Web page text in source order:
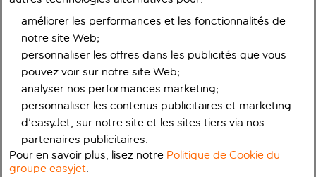
améliorer les performances et les fonctionnalités de
notre site Web;
personnaliser les offres dans les publicités que vous
pouvez voir sur notre site Web;
analyser nos performances marketing;
personnaliser les contenus publicitaires et marketing
d'easyJet, sur notre site et les sites tiers via nos
partenaires publicitaires.
Pour en savoir plus, lisez notre Politique de Cookie du
groupe easyjet.